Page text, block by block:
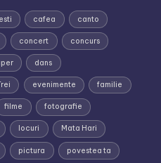
cafea canto
concert concurs
dans
evenimente familie
filme fotografie
locuri Mata Hari
pictura povestea ta